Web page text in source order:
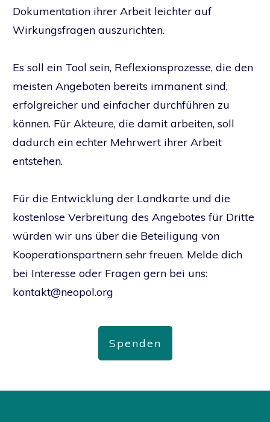
Dokumentation ihrer Arbeit leichter auf
Wirkungsfragen auszurichten.
Es soll ein Tool sein, Reflexionsprozesse, die den
meisten Angeboten bereits immanent sind,
erfolgreicher und einfacher durchführen zu
können. Für Akteure, die damit arbeiten, soll
dadurch ein echter Mehrwert ihrer Arbeit
entstehen.
Für die Entwicklung der Landkarte und die
kostenlose Verbreitung des Angebotes für Dritte
würden wir uns über die Beteiligung von
Kooperationspartnern sehr freuen. Melde dich
bei Interesse oder Fragen gern bei uns:
kontakt@neopol.org
Spenden